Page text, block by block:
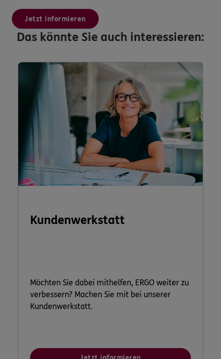
Jetzt informieren
Das könnte Sie auch interessieren:
Kundenwerkstatt
Möchten Sie dabei mithelfen, ERGO weiter zu
verbessern? Machen Sie mit bei unserer
Kundenwerkstatt.